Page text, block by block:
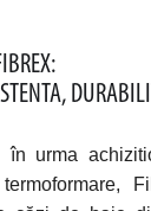
în urma